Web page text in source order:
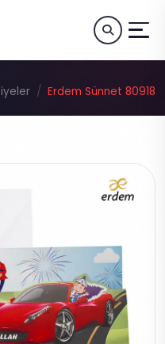
Erdem Sünnet 80918